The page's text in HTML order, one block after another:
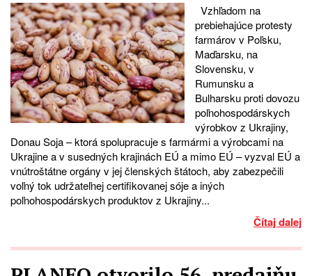
Vzhľadom na
prebiehajúce protesty
farmárov v Poľsku,
Maďarsku, na
Slovensku, v
Rumunsku a
Bulharsku proti dovozu
poľnohospodárskych
výrobkov z Ukrajiny,
Donau Soja – ktorá spolupracuje s farmármi a výrobcami na
Ukrajine a v susedných krajinách EÚ a mimo EÚ – vyzval EÚ a
vnútroštátne orgány v jej členských štátoch, aby zabezpečili
voľný tok udržateľnej certifikovanej sóje a iných
poľnohospodárskych produktov z Ukrajiny...
Čítaj dalej